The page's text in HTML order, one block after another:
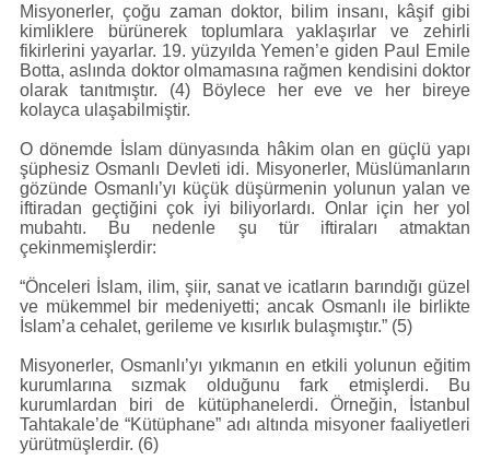
Misyonerler, çoğu zaman doktor, bilim insanı, kâşif gibi
kimliklere bürünerek toplumlara yaklaşırlar ve zehirli
fikirlerini yayarlar. 19. yüzyılda Yemen’e giden Paul Emile
Botta, aslında doktor olmamasına rağmen kendisini doktor
olarak tanıtmıştır. (4) Böylece her eve ve her bireye
kolayca ulaşabilmiştir.
O dönemde İslam dünyasında hâkim olan en güçlü yapı
şüphesiz Osmanlı Devleti idi. Misyonerler, Müslümanların
gözünde Osmanlı’yı küçük düşürmenin yolunun yalan ve
iftiradan geçtiğini çok iyi biliyorlardı. Onlar için her yol
mubahtı. Bu nedenle şu tür iftiraları atmaktan
çekinmemişlerdir:
“Önceleri İslam, ilim, şiir, sanat ve icatların barındığı güzel
ve mükemmel bir medeniyetti; ancak Osmanlı ile birlikte
İslam’a cehalet, gerileme ve kısırlık bulaşmıştır.” (5)
Misyonerler, Osmanlı’yı yıkmanın en etkili yolunun eğitim
kurumlarına sızmak olduğunu fark etmişlerdi. Bu
kurumlardan biri de kütüphanelerdi. Örneğin, İstanbul
Tahtakale’de “Kütüphane” adı altında misyoner faaliyetleri
yürütmüşlerdir. (6)